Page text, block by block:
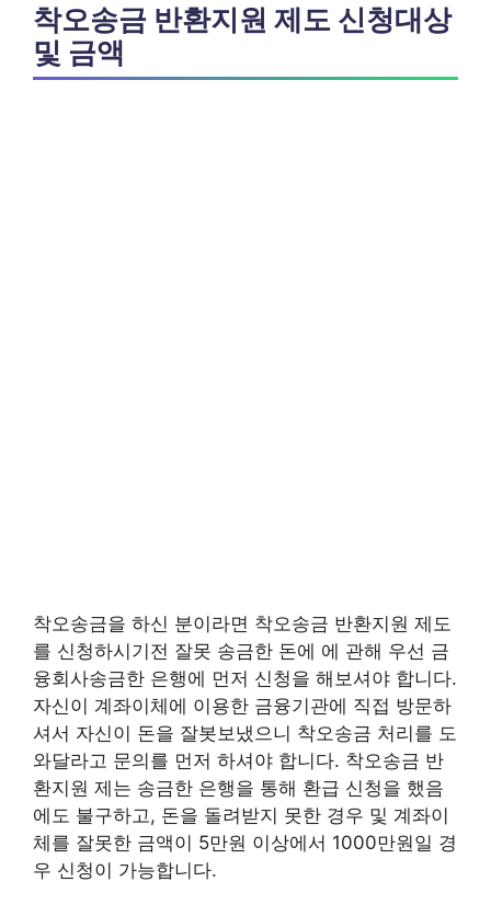
착오송금 반환지원 제도 신청대상
및 금액
착오송금을 하신 분이라면 착오송금 반환지원 제도
를 신청하시기전 잘못 송금한 돈에 에 관해 우선 금
융회사송금한 은행에 먼저 신청을 해보셔야 합니다.
자신이 계좌이체에 이용한 금융기관에 직접 방문하
셔서 자신이 돈을 잘봇보냈으니 착오송금 처리를 도
와달라고 문의를 먼저 하셔야 합니다. 착오송금 반
환지원 제는 송금한 은행을 통해 환급 신청을 했음
에도 불구하고, 돈을 돌려받지 못한 경우 및 계좌이
체를 잘못한 금액이 5만원 이상에서 1000만원일 경
우 신청이 가능합니다.